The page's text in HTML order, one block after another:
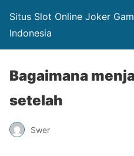
Situs Slot Online Joker
Indonesia
Bagaimana
setelah
Swer